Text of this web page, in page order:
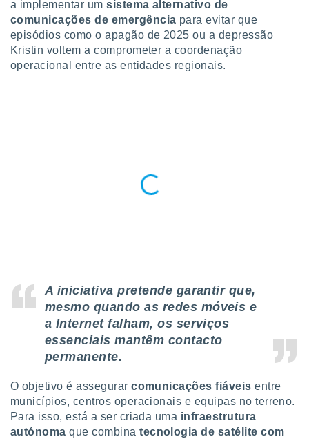
lhe
e
com
Pode
a
de que
para
navegação
a implementar umsistema alternativo de
comunicações de emergência para evitar que
episódios como o apagão de 2025 ou a depressão
Kristin voltem a comprometer a coordenação
operacional entre as entidades regionais.
A iniciativa pretende garantir que,
mesmo quando as redes móveis e
a Internet falham, os serviços
essenciais mantêm contacto
permanente.
O objetivo é assegurarcomunicações fiáveis entre
municípios, centros operacionais e equipas no terreno.
Para isso, está a ser criada uma infraestrutura
autónoma que combinatecnologia de satélite com